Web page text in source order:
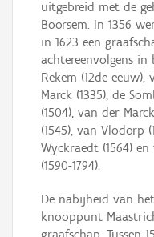
uitgebreid met de
Boorsem. In 1356
in 1623 een
achtereenvolgens
Rekem (12de
Marck (1335), de
(1504), van der
(1545), van Vlodorp
Wyckraedt (1564)
(1590-1794).
De nabijheid van
knooppunt